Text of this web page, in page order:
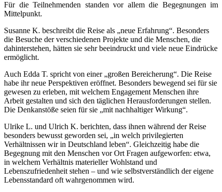
Für die Teilnehmenden standen vor allem die Begegnungen im
Mittelpunkt.
Susanne K. beschreibt die Reise als „neue Erfahrung“. Besonders
die Besuche der verschiedenen Projekte und die Menschen, die
dahinterstehen, hätten sie sehr beeindruckt und viele neue Eindrücke
ermöglicht.
Auch Edda T. spricht von einer „großen Bereicherung“. Die Reise
habe ihr neue Perspektiven eröffnet. Besonders bewegend sei für sie
gewesen zu erleben, mit welchem Engagement Menschen ihre
Arbeit gestalten und sich den täglichen Herausforderungen stellen.
Die Denkanstöße seien für sie „mit nachhaltiger Wirkung“.
Ulrike L. und Ulrich K. berichten, dass ihnen während der Reise
besonders bewusst geworden sei, „in welch privilegierten
Verhältnissen wir in Deutschland leben“. Gleichzeitig habe die
Begegnung mit den Menschen vor Ort Fragen aufgeworfen: etwa,
in welchem Verhältnis materieller Wohlstand und
Lebenszufriedenheit stehen – und wie selbstverständlich der eigene
Lebensstandard oft wahrgenommen wird.